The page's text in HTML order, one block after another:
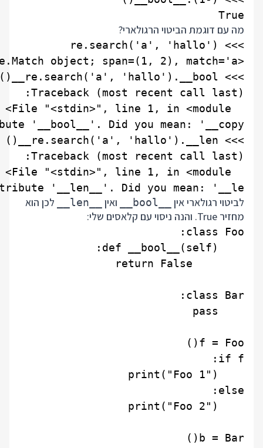
True
מה עם דוגמת הביטוי הרגולארי?
'__len__'. Did you mean: '__le__'?
לביטוי רגולארי אין __bool__ ואין __len__
לכן הוא
מחזיר True. והנה ניסוי עם קלאסים שלי: